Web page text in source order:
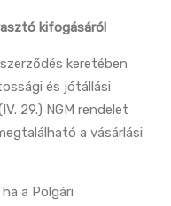
kifogásáról
keretében
és jótállási
29.) NGM rendelet
a vásárlási
a Polgári